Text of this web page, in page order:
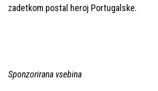
zadetkom postal heroj Portugalske.
Sponzorirana vsebina